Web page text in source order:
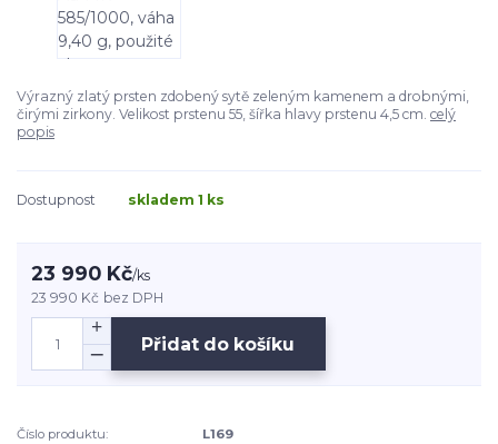
Výrazný zlatý prsten zdobený sytě zeleným kamenem a drobnými,
čirými zirkony. Velikost prstenu 55, šířka hlavy prstenu 4,5 cm. celý
popis
Dostupnost skladem 1 ks
23 990 Kč/ks
23 990 Kč bez DPH
Přidat do košíku
Číslo produktu:
L169